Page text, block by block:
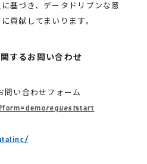
基づき、データドリブンな意
貢献してまいります。
するお問い合わせ
問い合わせフォーム
requeststart